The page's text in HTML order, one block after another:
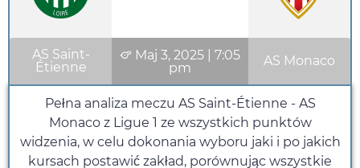
AS Saint-
Étienne
Maj 3, 2025| 7:05
pm
AS Monaco
Pełna analiza meczu AS Saint-Étienne - AS
Monaco z Ligue 1 ze wszystkich punktów
widzenia, w celu dokonania wyboru jaki i po jakich
kursach postawić zakład, porównując wszystkie